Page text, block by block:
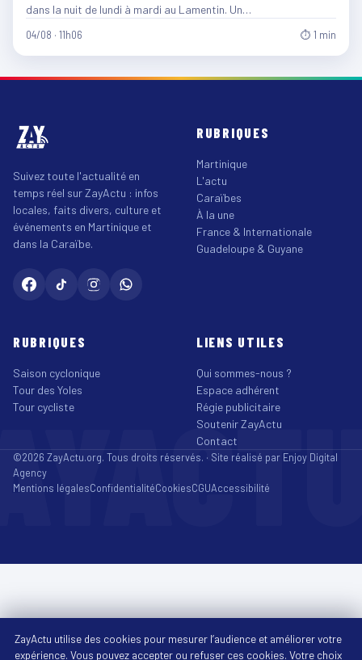
dans la nuit de lundi à mardi au Lamentin. Un…
04/08 · 11h06 ⏱ 1 min
Suivez toute l'actualité en
temps réel sur ZayActu : infos
locales, faits divers, culture et
événements en Martinique et
dans la Caraïbe.
RUBRIQUES
Martinique
L'actu
Caraïbes
À la une
France & Internationale
Guadeloupe & Guyane
RUBRIQUES
Saison cyclonique
Tour des Yoles
Tour cycliste
LIENS UTILES
Qui sommes-nous ?
Espace adhérent
Régie publicitaire
Soutenir ZayActu
Contact
©2026 ZayActu.org. Tous droits réservés. · Site réalisé par Enjoy Digital
Agency
Mentions légalesConfidentialitéCookiesCGUAccessibilité
ZayActu utilise des cookies pour mesurer l’audience et améliorer votre
expérience. Vous pouvez accepter ou refuser ces cookies. Votre choix